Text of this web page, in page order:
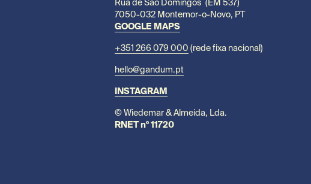
7050-032 Montemor-o-Novo, PT
GOOGLE MAPS
+351 266 079 000 (rede fixa nacional)
hello@gandum.pt
INSTAGRAM
© Wiedemar & Almeida, Lda.
RNET nº 11720